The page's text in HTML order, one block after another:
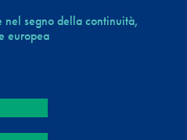
segno della continuità,
europea